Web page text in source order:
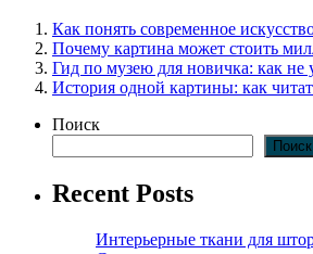
Как понять современное
Почему картина может стоить
Гид по музею для новичка: как не
История одной картины: как
Поиск
Поиск
Recent Posts
Интерьерные ткани для